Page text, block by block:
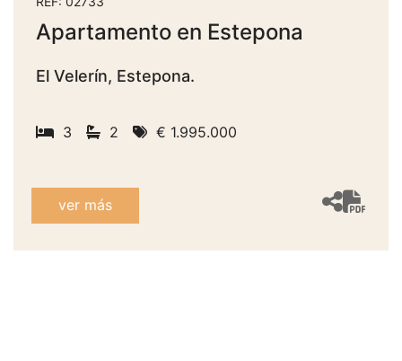
Apartamento en Estepona
El Velerín, Estepona.
3 2 € 1.995.000
ver más